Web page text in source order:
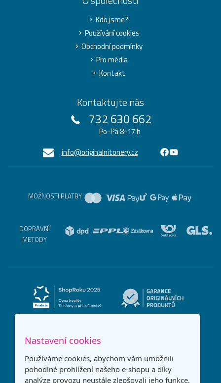
Kdo jsme?
Používání cookies
Obchodní podmínky
Pro média
Kontakt
Kontaktujte nás
732 630 662
Po-Pá 8-17 h
info@originalnitonery.cz
MOŽNOSTI PLATBY
DOPRAVNÍ
METODY
Nastavení cookies
Používáme cookies, abychom vám umožnili
pohodlné prohlížení našeho e-shopu a díky
analýze provozu neustále zlepšovali jeho funkce,